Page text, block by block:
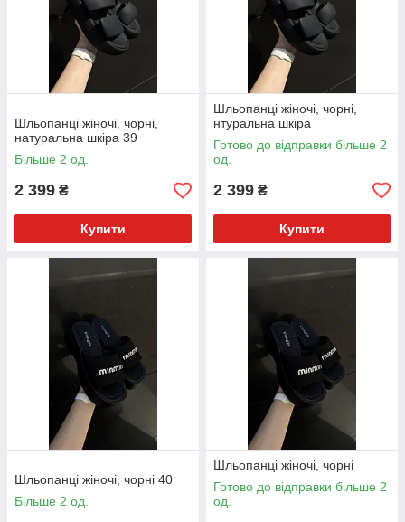
Шльопанці жіночі, чорні,
натуральна шкіра 39
Більше 2 од.
2 399 ₴
Купити
Шльопанці жіночі, чорні,
нтуральна шкіра
Готово до відправки більше 2
од.
2 399 ₴
Купити
Шльопанці жіночі, чорні 40
Більше 2 од.
Шльопанці жіночі, чорні
Готово до відправки більше 2
од.